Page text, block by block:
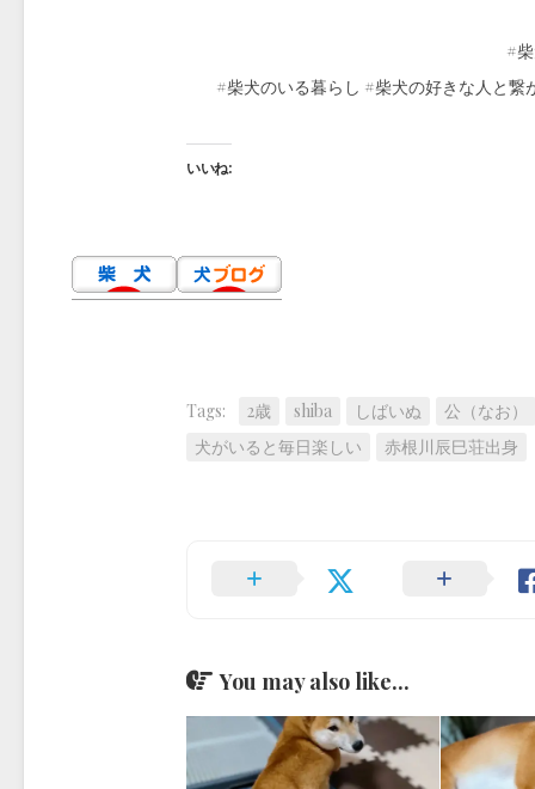
#
#柴犬のいる暮らし #柴犬の好きな人と
いいね:
Tags: 2歳 shiba しばいぬ
公（なお）
犬がいると毎日楽しい
赤根川辰巳荘出身
You may also like...